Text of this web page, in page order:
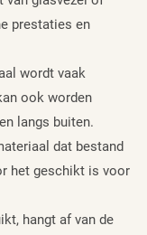
prestaties en
wordt vaak
ook worden
langs buiten.
dat bestand
het geschikt is voor
hangt af van de